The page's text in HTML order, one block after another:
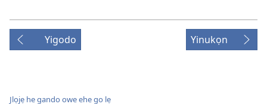
Yigodo Yinukọn
Jlọjẹ he gando owe ehe go lẹ